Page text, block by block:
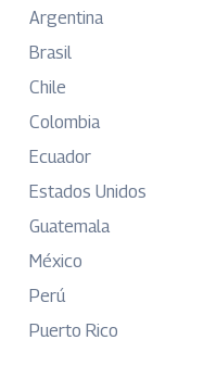
Argentina
Brasil
Chile
Colombia
Ecuador
Estados Unidos
Guatemala
México
Perú
Puerto Rico